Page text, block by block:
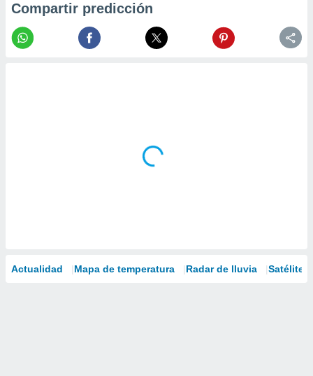
Compartir predicción
Actualidad Mapa de temperatura Radar de lluvia Satélites